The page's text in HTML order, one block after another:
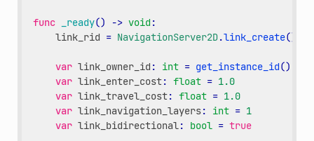
func _ready() -> void:
link_rid = NavigationServer2D.link_create()
var link_owner_id : int = get_instance_id()
var link_enter_cost: float = 1.0
var link_travel_cost: float = 1.0
var link_navigation_layers: int = 1
var link_bidirectional: bool = true